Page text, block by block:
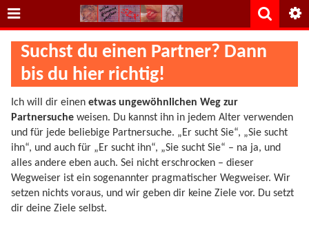
Suchst du einen Partner? Dann
bis du hier richtig!
Ich will dir einen etwas ungewöhnlichen Weg zur
Partnersuche weisen. Du kannst ihn in jedem Alter verwenden
und für jede beliebige Partnersuche. „Er sucht Sie“, „Sie sucht
ihn“, und auch für „Er sucht ihn“, „Sie sucht Sie“ – na ja, und
alles andere eben auch. Sei nicht erschrocken – dieser
Wegweiser ist ein sogenannter pragmatischer Wegweiser. Wir
setzen nichts voraus, und wir geben dir keine Ziele vor. Du setzt
dir deine Ziele selbst.